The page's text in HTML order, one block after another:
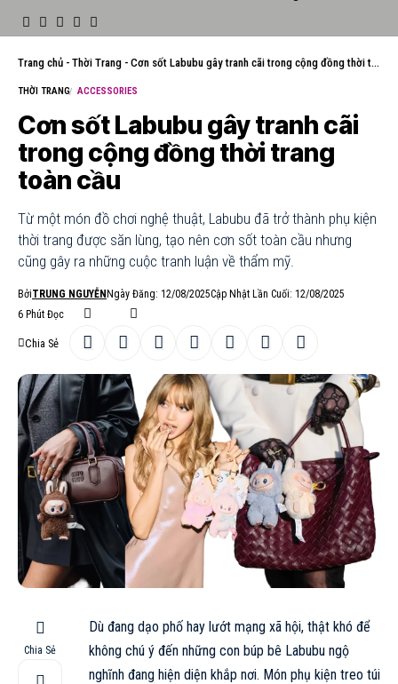
Trang chủ - Thời Trang - Cơn sốt Labubu gây tranh cãi trong cộng đồng thời trang toàn cầu
THỜI TRANG ACCESSORIES
Cơn sốt Labubu gây tranh cãi
trong cộng đồng thời trang
toàn cầu
Từ một món đồ chơi nghệ thuật, Labubu đã trở thành phụ kiện
thời trang được săn lùng, tạo nên cơn sốt toàn cầu nhưng
cũng gây ra những cuộc tranh luận về thẩm mỹ.
BởiTRUNG NGUYỄN Ngày Đăng: 12/08/2025Cập Nhật Lần Cuối: 12/08/2025
6 Phút Đọc
Chia Sẻ
Chia Sẻ
Dù đang dạo phố hay lướt mạng xã hội, thật khó để
không chú ý đến những con búp bê Labubu ngộ
nghĩnh đang hiện diện khắp nơi. Món phụ kiện treo túi